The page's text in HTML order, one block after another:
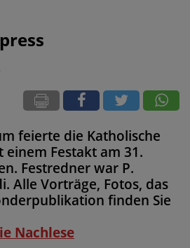
feierte die Katholische
einem Festakt am 31.
Festredner war P.
Alle Vorträge, Fotos, das
finden Sie
Nachlese